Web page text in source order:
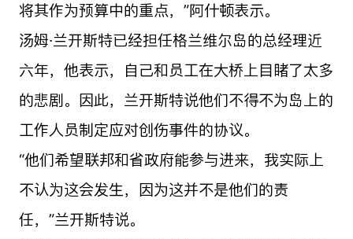
将其作为预算中的重点，”阿什顿表示。
汤姆·兰开斯特已经担任格兰维尔岛的总经理近
六年，他表示，自己和员工在大桥上目睹了太多
的悲剧。因此，兰开斯特说他们不得不为岛上的
工作人员制定应对创伤事件的协议。
“他们希望联邦和省政府能参与进来，我实际上
不认为这会发生，因为这并不是他们的责
任，”兰开斯特说。